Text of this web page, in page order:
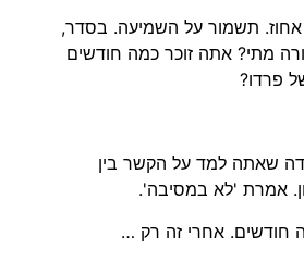
תשמור על השמיעה. בסדר,
מתי? אתה זוכר כמה חודשים
פרדו?
שאתה למד על הקשר בין
אמרת 'לא במסיבה'.
חודשים. אחרי זה רק …